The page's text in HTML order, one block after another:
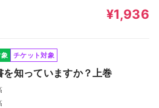
¥1,936
チケット対象
を知っていますか？上巻